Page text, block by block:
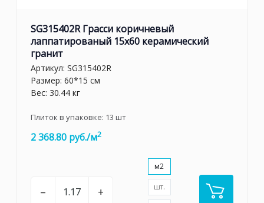
SG315402R Грасси коричневый
лаппатированый 15x60 керамический
гранит
Артикул: SG315402R
Размер: 60*15 см
Вес: 30.44 кг
Плиток в упаковке: 13 шт
2 368.80 руб./м2
– +
м2
шт.